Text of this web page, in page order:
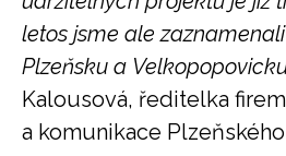
letos jsme ale
Plzeňsku a
Kalousová, ředitelka
a komunikace